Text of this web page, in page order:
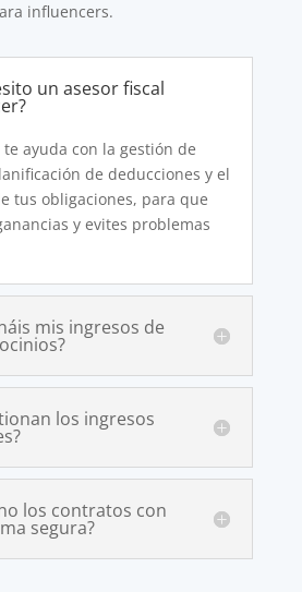
influencers.
un asesor fiscal
te ayuda con la gestión de
de deducciones y el
tus obligaciones, para que
y evites problemas
mis ingresos de
los ingresos
los contratos con
segura?